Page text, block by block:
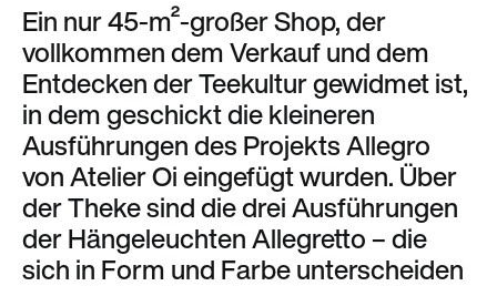
Ein nur 45-m²-großer Shop, der
vollkommen dem Verkauf und dem
Entdecken der Teekultur gewidmet ist,
in dem geschickt die kleineren
Ausführungen des Projekts Allegro
von Atelier Oi eingefügt wurden. Über
der Theke sind die drei Ausführungen
der Hängeleuchten Allegretto – die
sich in Form und Farbe unterscheiden